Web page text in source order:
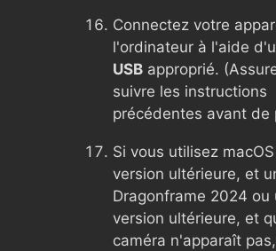
Connectez votre
l'ordinateur à l'aide
USB approprié.
suivre les instructions
précédentes avant de
Si vous utilisez
version ultérieure, et
Dragonframe 2024 ou
version ultérieure, et
caméra n'apparaît